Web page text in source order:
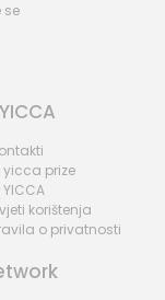
se
yicca prize
korištenja
o privatnosti